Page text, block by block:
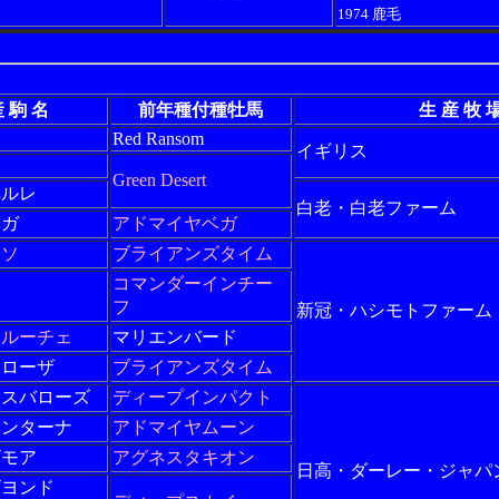
1974 鹿毛
駒 名 前年種付種牡馬
生 産 牧
Red Ransom
イギリス
Green Desert
レ
白老・白老ファーム
アドマイヤベガ
ブライアンズタイム
新冠・ハシモトファーム
コマンダーインチー
フ
ーチェ
マリエンバード
ーザ
ブライアンズタイム
バローズ
ディープインパクト
日高・ダーレー・ジャパ
ターナ
アドマイヤムーン
ア
アグネスタキオン
ンド